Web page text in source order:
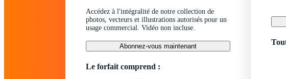
Accédez à l'intégralité de notre collection de
photos, vecteurs et illustrations autorisés pour un
usage commercial. Vidéo non incluse.
Abonnez-vous maintenant
Le forfait comprend :